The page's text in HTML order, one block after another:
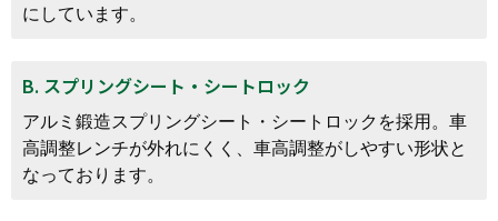
にしています。
B. スプリングシート・シートロック
アルミ鍛造スプリングシート・シートロックを採用。車
高調整レンチが外れにくく、車高調整がしやすい形状と
なっております。